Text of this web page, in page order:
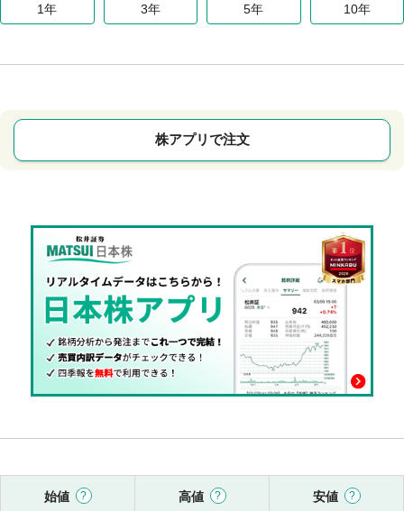
1年 3年 5年 10年
株アプリで注文
始値 高値 安値